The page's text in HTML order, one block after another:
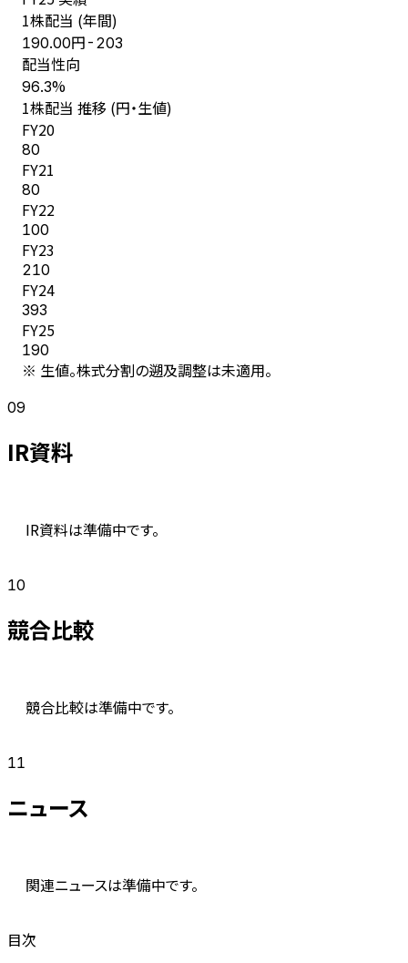
1株配当 (年間)
190.00円 -203
配当性向
96.3%
1株配当 推移 (円・生値)
FY20
80
FY21
80
FY22
100
FY23
210
FY24
393
FY25
190
※ 生値。株式分割の遡及調整は未適用。
09
IR資料
IR資料は準備中です。
10
競合比較
競合比較は準備中です。
11
ニュース
関連ニュースは準備中です。
目次